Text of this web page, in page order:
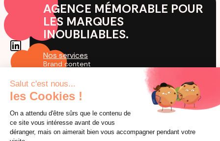
AGENCE MÉMORABLE POUR
LES MARQUES
INOUBLIABLES.
Nos services
Brand content
Stratégie social media
Campagne d'influence
Liens utiles
Prendre rendez-vous
Blog
Cas Clients
Agence TikTok